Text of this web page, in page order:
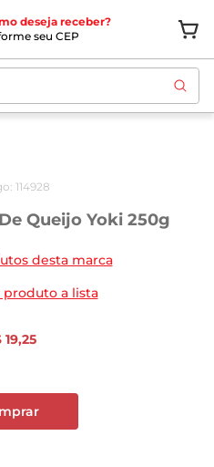
deseja receber?
seu CEP
: 114928
Queijo Yoki 250g
desta marca
a lista
19,25